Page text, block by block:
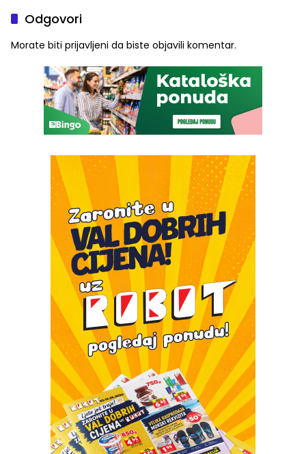
Odgovori
Morate biti prijavljeni da biste objavili komentar.